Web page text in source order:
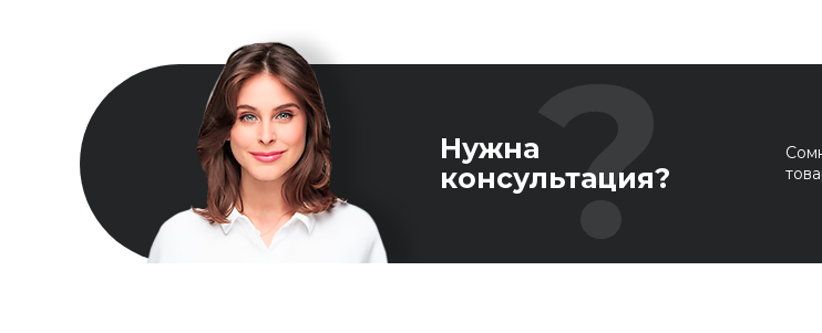
Нужна
консультация?